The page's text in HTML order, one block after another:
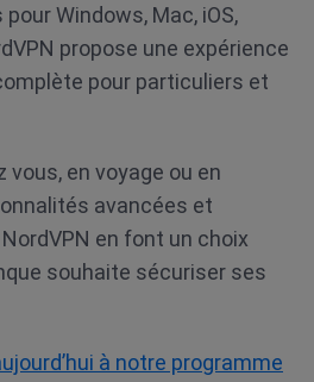
Windows, Mac, iOS,
propose une expérience
pour particuliers et
vous, en voyage ou en
avancées et
en font un choix
souhaite sécuriser ses
à notre programme